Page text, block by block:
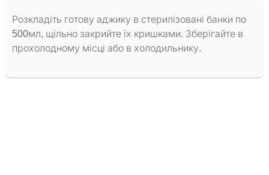
Розкладіть готову аджику в стерилізовані банки по
500мл, щільно закрийте їх кришками. Зберігайте в
прохолодному місці або в холодильнику.